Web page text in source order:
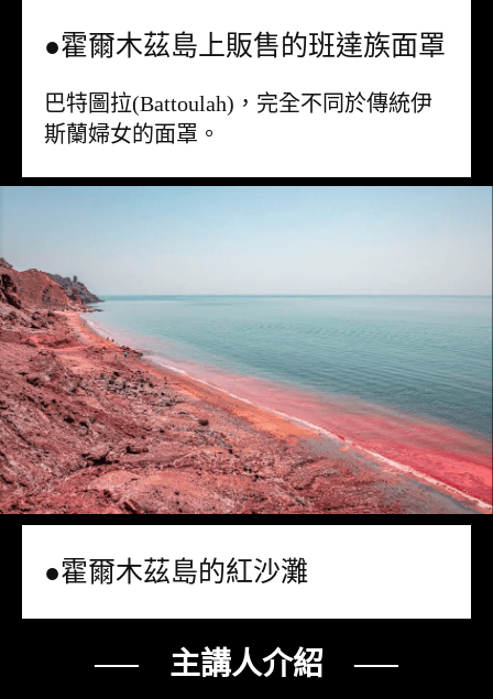
●霍爾木茲島上販售的班達族面罩
巴特圖拉(Battoulah)，完全不同於傳統伊
斯蘭婦女的面罩。
●霍爾木茲島的紅沙灘
── 主講人介紹 ──